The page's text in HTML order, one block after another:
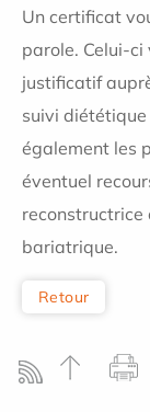
Un certificat
parole. Celui-
justificatif
suivi
également les
éventuel
reconstructrice
bariatrique.
Retour